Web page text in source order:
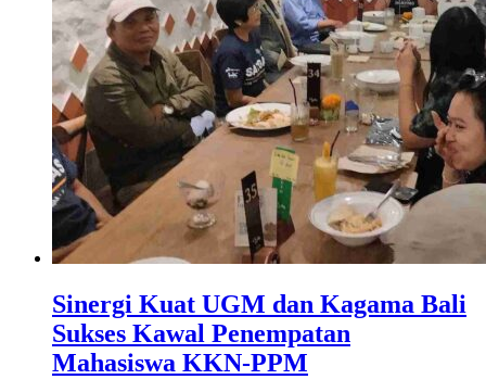
Sinergi Kuat UGM dan Kagama Bali
Sukses Kawal Penempatan
Mahasiswa KKN-PPM